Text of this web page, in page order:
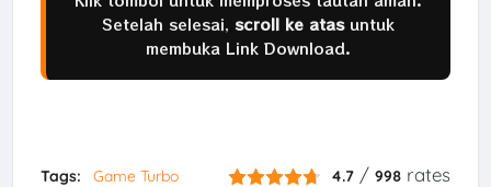
Setelah selesai, scroll ke atasuntuk
membuka Link Download.
Tags: Game Turbo 4.7 /998 rates